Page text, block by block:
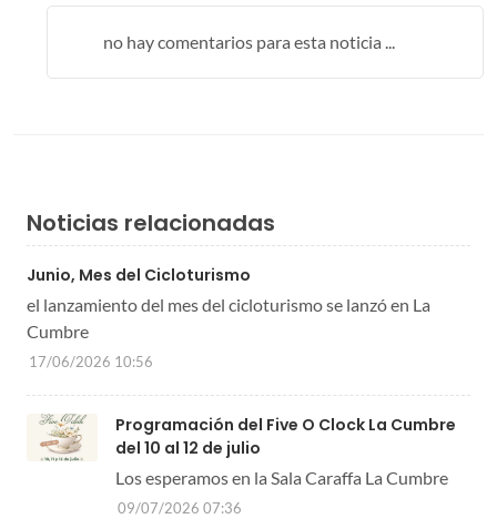
no hay comentarios para esta noticia ...
Noticias relacionadas
Junio, Mes del Cicloturismo
el lanzamiento del mes del cicloturismo se lanzó en La
Cumbre
17/06/2026 10:56
Programación del Five O Clock La Cumbre
del 10 al 12 de julio
Los esperamos en la Sala Caraffa La Cumbre
09/07/2026 07:36